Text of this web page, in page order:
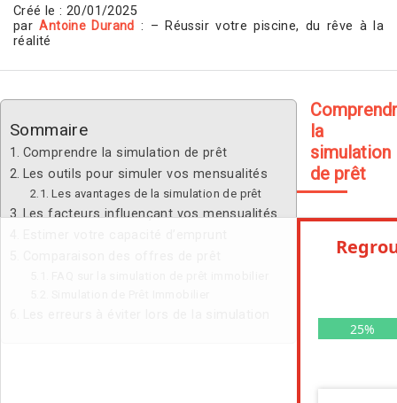
Créé le : 20/01/2025
parAntoine Durand : – Réussir votre piscine, du rêve à la
réalité
Sommaire
Comprendre la simulation de prêt
Les outils pour simuler vos mensualités
Les avantages de la simulation de prêt
Les facteurs influençant vos mensualités
la
simulation
de prêt